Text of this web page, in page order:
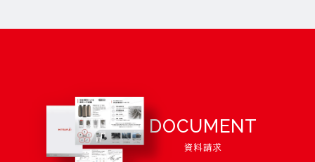
DOCUMENT
資料請求